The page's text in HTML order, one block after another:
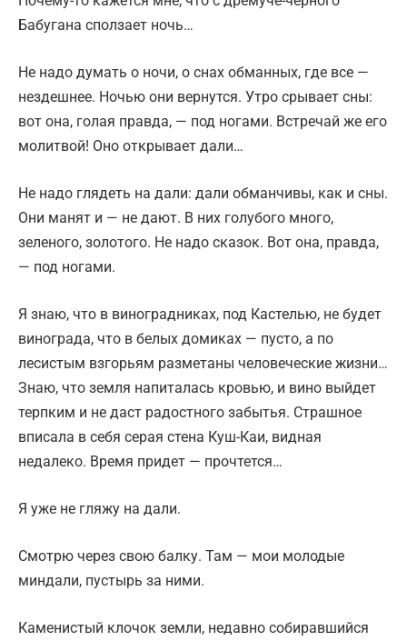
Бабугана сползает ночь…
Не надо думать о ночи, о снах обманных, где все —
нездешнее. Ночью они вернутся. Утро срывает сны:
вот она, голая правда, — под ногами. Встречай же его
молитвой! Оно открывает дали…
Не надо глядеть на дали: дали обманчивы, как и сны.
Они манят и — не дают. В них голубого много,
зеленого, золотого. Не надо сказок. Вот она, правда,
— под ногами.
Я знаю, что в виноградниках, под Кастелью, не будет
винограда, что в белых домиках — пусто, а по
лесистым взгорьям разметаны человеческие жизни…
Знаю, что земля напиталась кровью, и вино выйдет
терпким и не даст радостного забытья. Страшное
вписала в себя серая стена Куш-Каи, видная
недалеко. Время придет — прочтется…
Я уже не гляжу на дали.
Смотрю через свою балку. Там — мои молодые
миндали, пустырь за ними.
Каменистый клочок земли, недавно собиравшийся